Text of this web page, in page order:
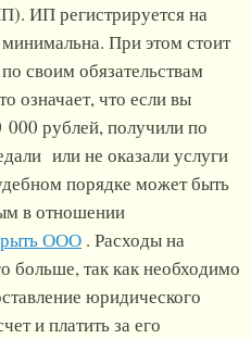
ИП регистрируется на
При этом стоит
своим обязательствам
означает, что если вы
рублей, получили по
или не оказали услуги
порядке может быть
в отношении
ООО . Расходы на
так как необходимо
юридического
и платить за его